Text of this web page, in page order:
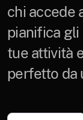
chi accede
pianifica gli
tue attività
perfetto da